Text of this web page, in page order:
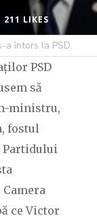
211 LIKES
a întors la PSD.
PSD
să
ministru,
fostul
Partidului
ce Victor